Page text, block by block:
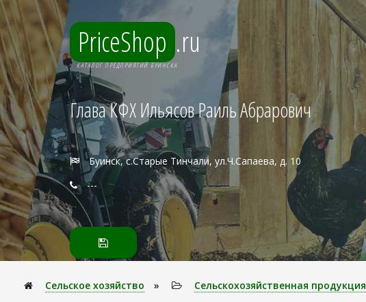
PriceShop .ru
КАТАЛОГ ПРЕДПРИЯТИЙ БУИНСКА
Глава КФХ Ильясов Раиль Абрарович
Буинск, с.Старые Тинчали, ул.Ч.Сапаева, д. 10
---
Сельское хозяйство » Сельскохозяйственная продукция